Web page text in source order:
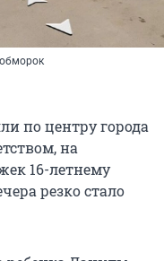
по центру города
на
16-летнему
резко стало